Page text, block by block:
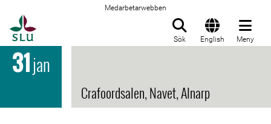
Medarbetarwebben
Sök English Meny
31jan
Crafoordsalen, Navet, Alnarp